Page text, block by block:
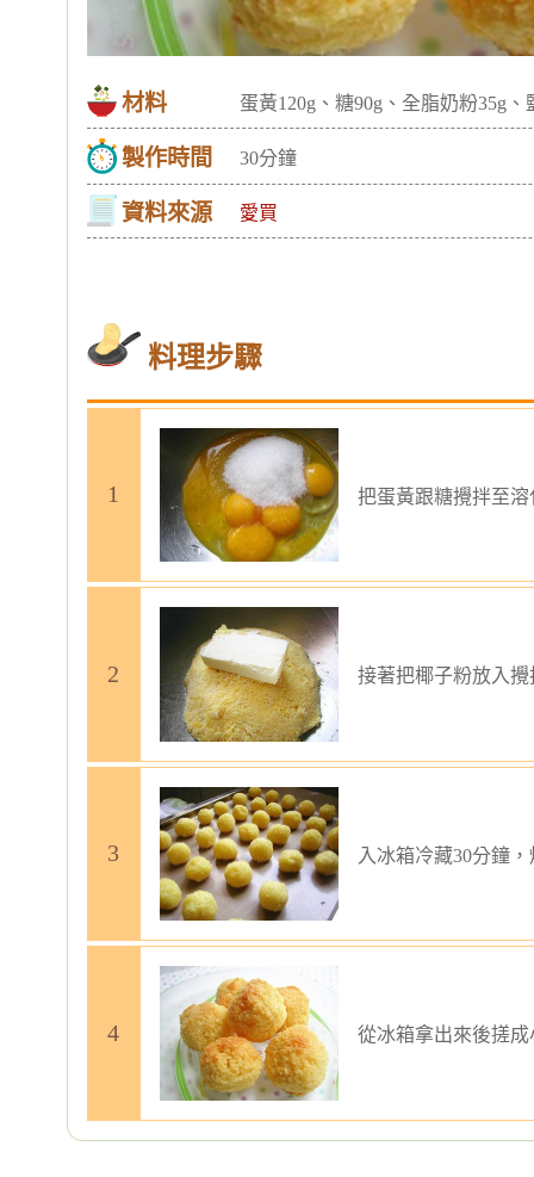
材料 蛋黃120g、糖90g、全脂奶粉35g
製作時間 30分鐘
資料來源 愛買
料理步驟
把蛋黃跟糖攪拌至
接著把椰子粉放入
入冰箱冷藏30分鐘
從冰箱拿出來後搓